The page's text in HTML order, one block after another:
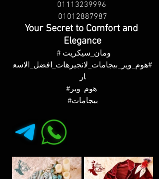
01012887987
Your Secret to Comfort and
Elegance
#ومان_سيكريت
#هوم_وير_بيجامات_لانجيرهات_افضل_الاسع
ار
#هوم_وير
#بيجامات